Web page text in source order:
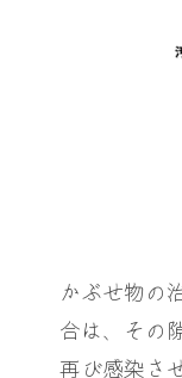
かぶせ物の
合は、その
再び感染さ